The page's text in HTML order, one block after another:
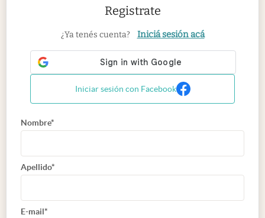
Registrate
¿Ya tenés cuenta? Iniciá sesión acá
Iniciar sesión con Facebook
Nombre*
Apellido*
E-mail*